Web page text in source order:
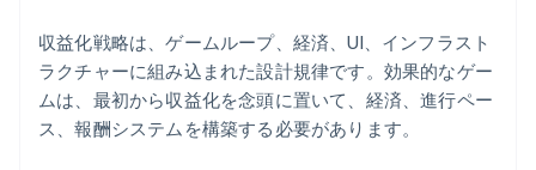
収益化戦略は、ゲームループ、経済、UI、インフラスト
ラクチャーに組み込まれた設計規律です。効果的なゲー
ムは、最初から収益化を念頭に置いて、経済、進行ペー
ス、報酬システムを構築する必要があります。